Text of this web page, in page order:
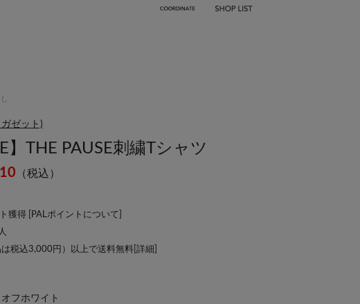
ゼット)
】THE PAUSE刺繍Tシャツ
（税込）
獲得 [ PALポイントについて
人
税込3,000円）以上で送料無料[ 詳細
フホワイト